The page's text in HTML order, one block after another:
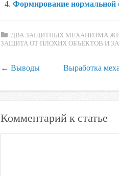
n
Формирование нормальной
ДВА ЗАЩИТНЫХ МЕХАНИЗМА
ЗАЩИТА ОТ ПЛОХИХ ОБЪЕКТОВ И
← Выводы Выработка
Комментарий к статье